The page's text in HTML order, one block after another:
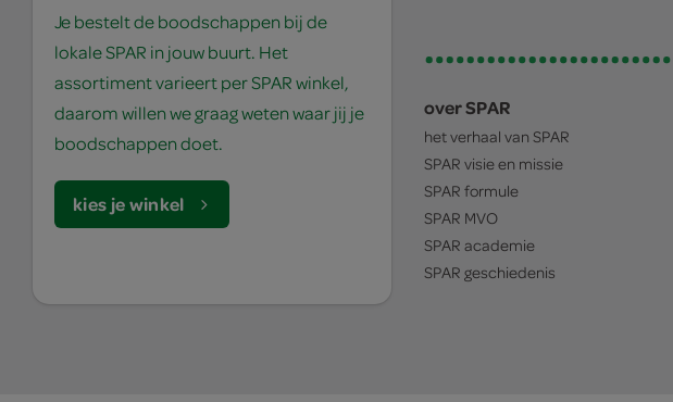
Je bestelt de boodschappen bij de
lokale SPAR in jouw buurt. Het
assortiment varieert per SPAR winkel,
daarom willen we graag weten waar jij je
boodschappen doet.
kies je winkel
over SPAR
het verhaal van SPAR
SPAR visie en missie
SPAR formule
SPAR MVO
SPAR academie
SPAR geschiedenis